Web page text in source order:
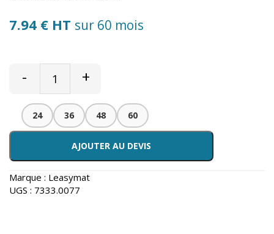
7.94 € HT sur 60 mois
- +
24 36 48 60
AJOUTER AU DEVIS
Marque : Leasymat
UGS : 7333.0077